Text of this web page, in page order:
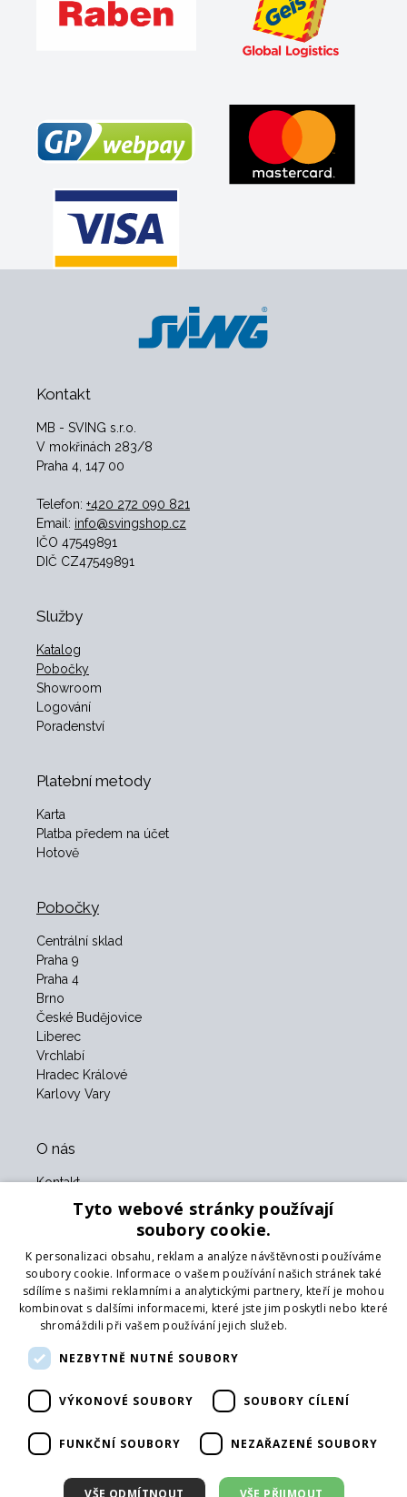
Kontakt
MB - SVING s.r.o.
V mokřinách 283/8
Praha 4, 147 00
Telefon: +420 272 090 821
Email: info@svingshop.cz
IČO 47549891
DIČ CZ47549891
Služby
Katalog
Pobočky
Showroom
Logování
Poradenství
Platební metody
Karta
Platba předem na účet
Hotově
Pobočky
Centrální sklad
Praha 9
Praha 4
Brno
České Budějovice
Liberec
Vrchlabí
Hradec Králové
Karlovy Vary
O nás
Kontakt
Obchodní podmínky
Naši partneři
Formulář pro vrácení zboží
Vrácení zboží
Sledujte nás
Přihlásit mailing
Tyto webové stránky používají
soubory cookie.
K personalizaci obsahu, reklam a analýze návštěvnosti používáme
soubory cookie. Informace o vašem používání našich stránek také
sdílíme s našimi reklamními a analytickými partnery, kteří je mohou
kombinovat s dalšími informacemi, které jste jim poskytli nebo které
shromáždili při vašem používání jejich služeb.
NEZBYTNĚ NUTNÉ SOUBORY
VÝKONOVÉ SOUBORY SOUBORY CÍLENÍ
FUNKČNÍ SOUBORY NEZAŘAZENÉ SOUBORY
VŠE PŘIJMOUT
VŠE ODMÍTNOUT